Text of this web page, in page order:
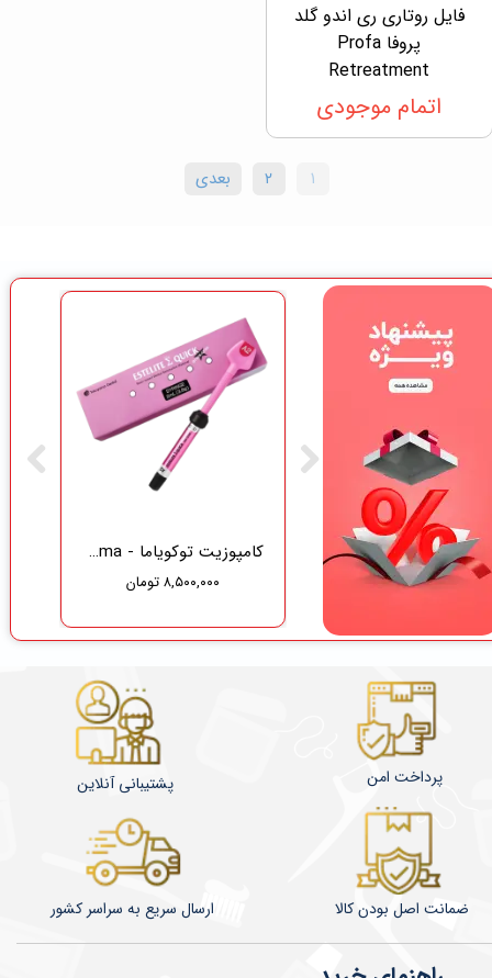
فایل روتاری ری اندو گلد
پروفا Profa
Retreatment
اتمام موجودی
۱ ۲ بعدی
کامپوزیت توکویاما - Tokuyama
۸,۵۰۰,۰۰۰ تومان
گاز دندانپزشکی نفیس طب سلامت
۳۷۵,۰۰۰ تومان
​​​​ارسال سریع به سراسر کشور ضمانت اصل بودن کالا
پشتیبانی آنلاین پرداخت امن